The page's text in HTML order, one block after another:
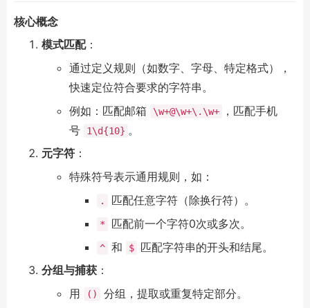
核心概念
模式匹配：
通过定义规则（如数字、字母、特定格式），
快速定位符合要求的字符串。
例如：匹配邮箱
\w+@\w+\.\w+
，匹配手机
号
1\d{10} 。
元字符 ：
特殊符号表示通用规则，如：
. 匹配任意字符（除换行符）。
* 匹配前一个字符0次或多次。
^ 和 $
匹配字符串的开头和结尾。
分组与捕获 ：
用
()
分组，提取或重复特定部分。